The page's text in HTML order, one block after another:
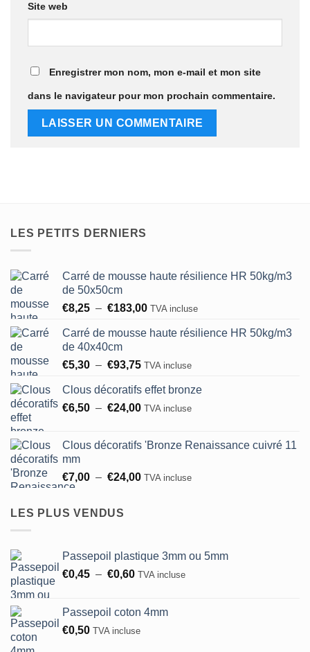
Site web
Enregistrer mon nom, mon e-mail et mon site
dans le navigateur pour mon prochain commentaire.
LES PETITS DERNIERS
Carré de mousse haute résilience HR 50kg/m3
de 50x50cm
€8,25 – €183,00Plage
prix :
à
TVA incluse
Carré de mousse haute résilience HR 50kg/m3
de 40x40cm
€5,30 – €93,75Plage
prix :
€5,30
TVA incluse
Clous décoratifs effet bronze
€6,50 – €24,00Plage
€6,50
€24,00
TVA incluse
Clous décoratifs 'Bronze Renaissance cuivré 11
mm
€7,00 – €24,00Plage
€24,00
TVA incluse
LES PLUS VENDUS
Passepoil plastique 3mm ou 5mm
€0,45 – €0,60Plage
€0,45
à
TVA incluse
Passepoil coton 4mm
€0,50 TVA incluse